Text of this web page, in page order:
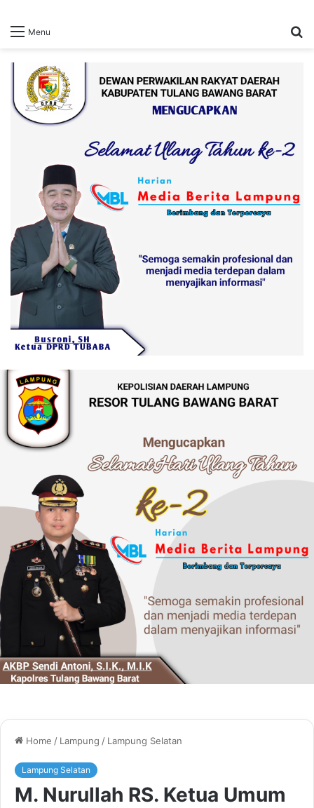
Menu
Home / Lampung / Lampung Selatan
Lampung Selatan
M. Nurullah RS. Ketua Umum